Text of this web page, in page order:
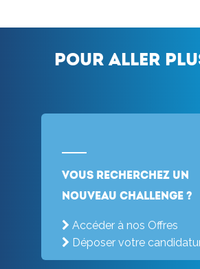
Pour aller
Vous recherchez un
nouveau challenge ?
Accéder à nos Offres
Déposer votre